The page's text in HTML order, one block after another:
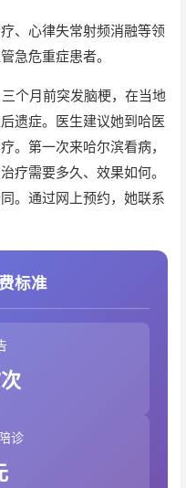
、心律失常射频消融等领
急危重症患者。
个月前突发脑梗，在当地
遗症。医生建议她到哈医
。第一次来哈尔滨看病，
疗需要多久、效果如何。
。通过网上预约，她联系
标准
诊